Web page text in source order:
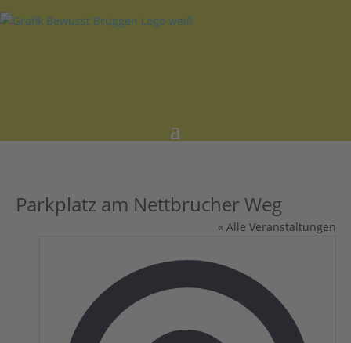
Parkplatz am Nettbrucher Weg
« Alle Veranstaltungen